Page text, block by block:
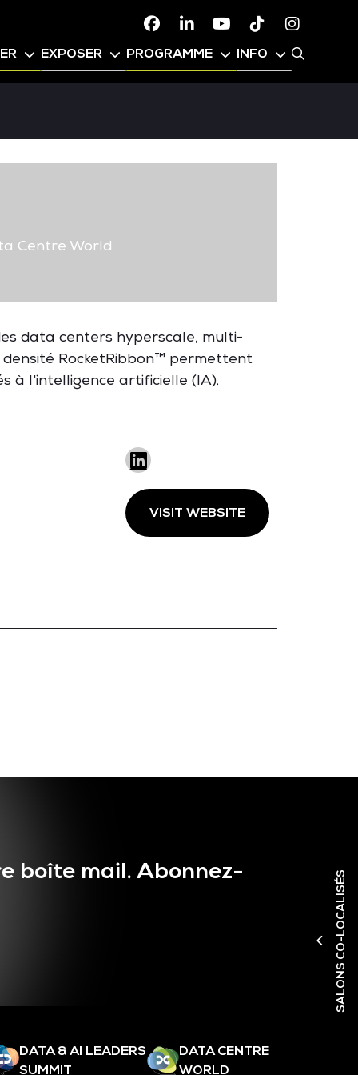
FacebookLinkedinYoutubeTikTok
EXPOSER PROGRAMME INFO
SALONS CO-LOCALISÉS
Centre World
data centers hyperscale, multi-
densité RocketRibbon™ permettent
à l'intelligence artificielle (IA).
VISIT WEBSITE
boîte mail. Abonnez-
DATA & AI LEADERS
SUMMIT
DATA CENTRE
WORLD